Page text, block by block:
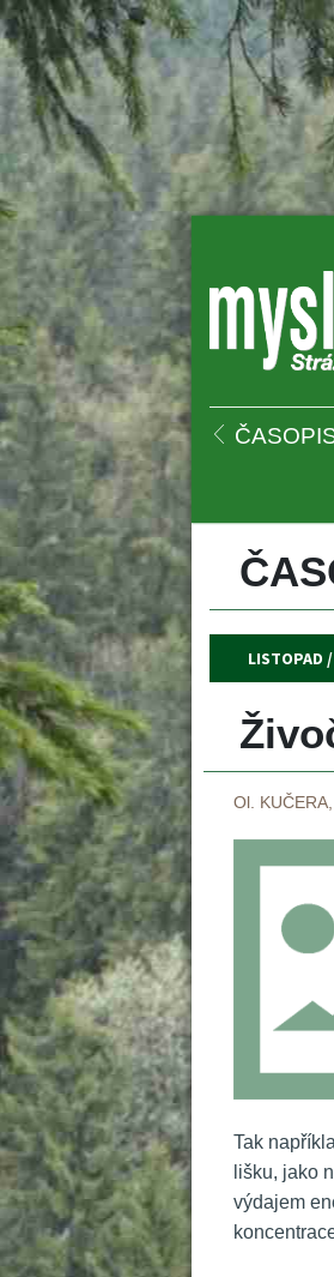
LISTOPAD
Ol.
Tak
lišku, jako
výdajem